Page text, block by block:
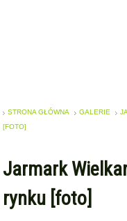
STRONA GŁÓWNA GALERIE
[FOTO]
Jarmark
rynku [foto]